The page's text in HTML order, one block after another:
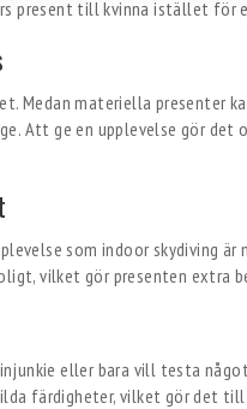
present till kvinna istället för
Medan materiella presenter
Att ge en upplevelse gör det
som indoor skydiving
vilket gör presenten extra
eller bara vill testa
färdigheter, vilket gör det